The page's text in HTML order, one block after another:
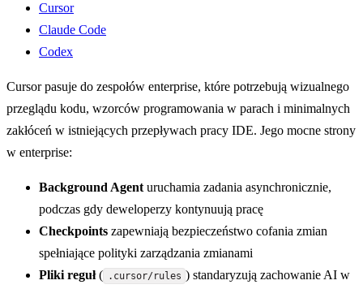
Cursor
Claude Code
Codex
Cursor pasuje do zespołów enterprise, które potrzebują wizualnego
przeglądu kodu, wzorców programowania w parach i minimalnych
zakłóceń w istniejących przepływach pracy IDE. Jego mocne strony
w enterprise:
Background Agent uruchamia zadania asynchronicznie,
podczas gdy deweloperzy kontynuują pracę
Checkpoints zapewniają bezpieczeństwo cofania zmian
spełniające polityki zarządzania zmianami
Pliki reguł( .cursor/rules ) standaryzują zachowanie AI w